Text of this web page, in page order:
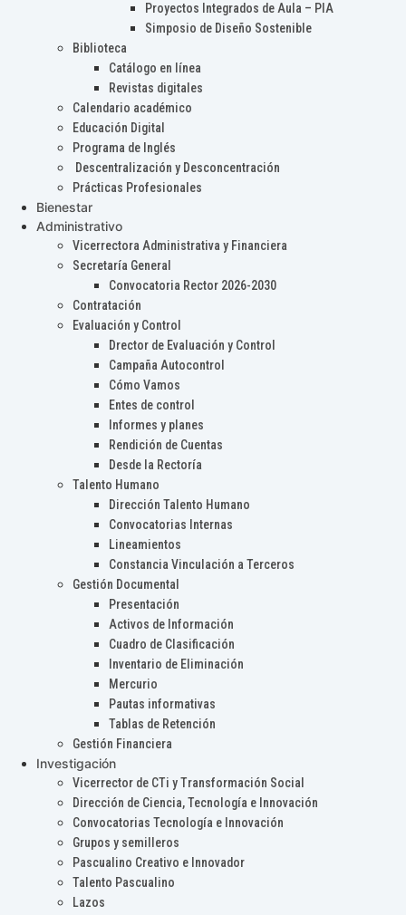
Proyectos Integrados de Aula – PIA
Simposio de Diseño Sostenible
Biblioteca
Catálogo en línea
Revistas digitales
Calendario académico
Educación Digital
Programa de Inglés
Descentralización y Desconcentración
Prácticas Profesionales
Bienestar
Administrativo
Vicerrectora Administrativa y Financiera
Secretaría General
Convocatoria Rector 2026-2030
Contratación
Evaluación y Control
Drector de Evaluación y Control
Campaña Autocontrol
Cómo Vamos
Entes de control
Informes y planes
Rendición de Cuentas
Desde la Rectoría
Talento Humano
Dirección Talento Humano
Convocatorias Internas
Lineamientos
Constancia Vinculación a Terceros
Gestión Documental
Presentación
Activos de Información
Cuadro de Clasificación
Inventario de Eliminación
Mercurio
Pautas informativas
Tablas de Retención
Gestión Financiera
Investigación
Vicerrector de CTi y Transformación Social
Dirección de Ciencia, Tecnología e Innovación
Convocatorias Tecnología e Innovación
Grupos y semilleros
Pascualino Creativo e Innovador
Talento Pascualino
Lazos